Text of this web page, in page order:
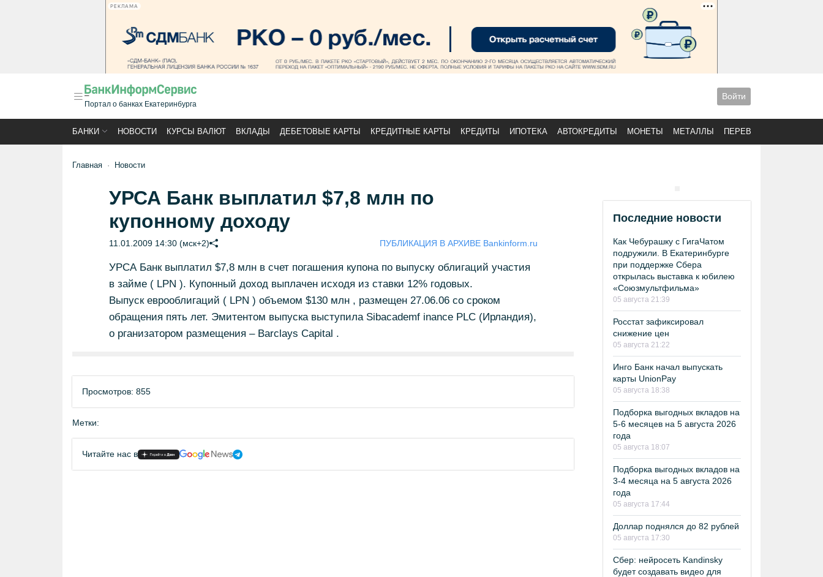
РЕКЛАМА
Портал о банках Екатеринбурга
Войти
БАНКИ НОВОСТИ КУРСЫ ВАЛЮТ ВКЛАДЫ ДЕБЕТОВЫЕ КАРТЫ КРЕДИТНЫЕ КАРТЫ КРЕДИТЫ ИПОТЕКА АВТОКРЕДИТЫ МОНЕТЫ МЕТАЛЛЫ ПЕРЕВОДЫ
Главная Новости
УРСА Банк выплатил $7,8 млн по
купонному доходу
11.01.2009 14:30 (мск+2) ПУБЛИКАЦИЯ В АРХИВЕ Bankinform.ru
УРСА Банк выплатил $7,8 млн в счет погашения купона по выпуску облигаций участия
в займе ( LPN ). Купонный доход выплачен исходя из ставки 12% годовых.
Выпуск еврооблигаций ( LPN ) объемом $130 млн , размещен 27.06.06 со сроком
обращения пять лет. Эмитентом выпуска выступила Sibacademf inance PLC (Ирландия),
о рганизатором размещения – Barclays Capital .
Просмотров: 855
Метки:
Читайте нас в
Последние новости
Как Чебурашку с ГигаЧатом
подружили. В Екатеринбурге
при поддержке Сбера
открылась выставка к юбилею
«Союзмультфильма»
05 августа 21:39
Росстат зафиксировал
снижение цен
05 августа 21:22
Инго Банк начал выпускать
карты UnionPay
05 августа 18:38
Подборка выгодных вкладов на
5-6 месяцев на 5 августа 2026
года
05 августа 18:07
Подборка выгодных вкладов на
3-4 месяца на 5 августа 2026
года
05 августа 17:44
Доллар поднялся до 82 рублей
05 августа 17:30
Сбер: нейросеть Kandinsky
будет создавать видео для